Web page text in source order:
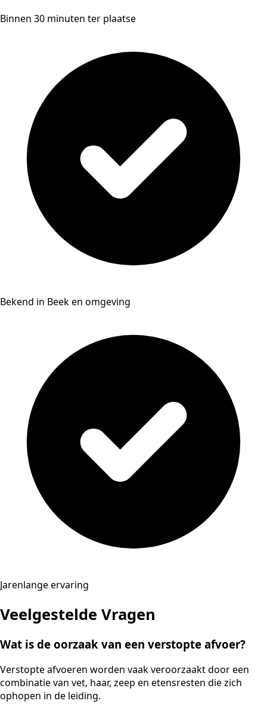
Binnen 30 minuten ter plaatse
Bekend in Beek en omgeving
Jarenlange ervaring
Veelgestelde Vragen
Wat is de oorzaak van een verstopte afvoer?
Verstopte afvoeren worden vaak veroorzaakt door een
combinatie van vet, haar, zeep en etensresten die zich
ophopen in de leiding.